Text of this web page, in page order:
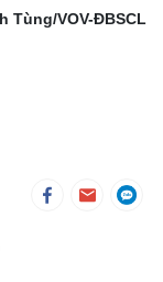
Tùng/VOV-ĐBSCL